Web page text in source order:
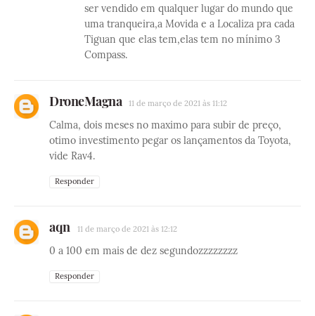
ser vendido em qualquer lugar do mundo que
uma tranqueira,a Movida e a Localiza pra cada
Tiguan que elas tem,elas tem no mínimo 3
Compass.
DroneMagna 11 de março de 2021 às 11:12
Calma, dois meses no maximo para subir de preço,
otimo investimento pegar os lançamentos da Toyota,
vide Rav4.
Responder
aqn 11 de março de 2021 às 12:12
0 a 100 em mais de dez segundozzzzzzzz
Responder